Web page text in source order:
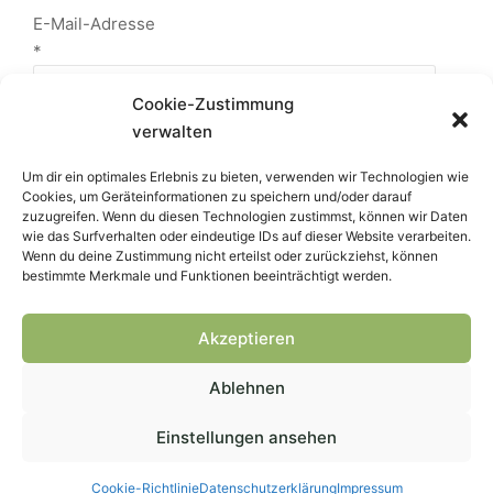
Cookie-Zustimmung
verwalten
Um dir ein optimales Erlebnis zu bieten, verwenden wir Technologien wie
Cookies, um Geräteinformationen zu speichern und/oder darauf
zuzugreifen. Wenn du diesen Technologien zustimmst, können wir Daten
wie das Surfverhalten oder eindeutige IDs auf dieser Website verarbeiten.
Wenn du deine Zustimmung nicht erteilst oder zurückziehst, können
bestimmte Merkmale und Funktionen beeinträchtigt werden.
Akzeptieren
Ablehnen
Einstellungen ansehen
Cookie-RichtlinieDatenschutz­erklärungImpressum
E-Mail-Adresse
*
HostingPeggert